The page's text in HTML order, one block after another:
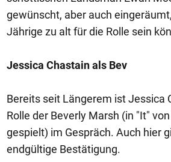
gewünscht, aber auch
Jährige zu alt für die Rolle sein
Jessica Chastain als Bev
Bereits seit Längerem ist Jessica
Rolle der Beverly Marsh (in "It"
gespielt) im Gespräch. Auch hier
endgültige Bestätigung.